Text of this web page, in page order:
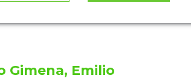
Gimena, Emilio